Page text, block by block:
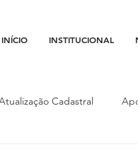
INÍCIO INSTITUCIONAL
Cadastral